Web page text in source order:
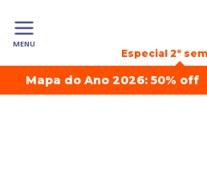
MENU
Especial 2º
Mapa do Ano 2026: 50% off